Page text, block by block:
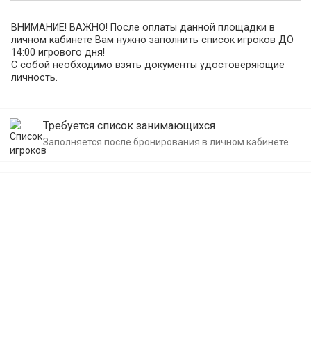
ВНИМАНИЕ! ВАЖНО! После оплаты данной площадки в
личном кабинете Вам нужно заполнить список игроков ДО
14:00 игрового дня!
С собой необходимо взять документы удостоверяющие
личность.
заполнять список занимающихся ДО 14:00!
Зал включает в себя:
Требуется список занимающихся
Заполняется после бронирования в личном кабинете